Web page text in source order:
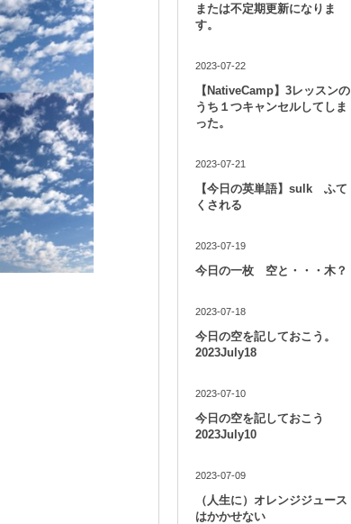
または不定期更新になりま
す。
2023-07-22
【NativeCamp】3レッスンの
うち１つキャンセルしてしま
った。
2023-07-21
【今日の英単語】sulk ふて
くされる
2023-07-19
今日の一枚 空と・・・木？
2023-07-18
今日の空を記しておこう。
2023July18
2023-07-10
今日の空を記しておこう
2023July10
2023-07-09
（人生に）オレンジジュース
はかかせない